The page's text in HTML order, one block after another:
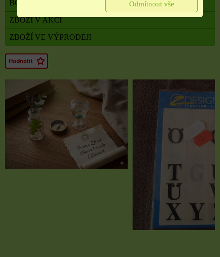
BONUSOVÝ PROGRAM
ZBOŽÍ V AKCI
ZBOŽÍ VE VÝPRODEJI
Odmítnout vše